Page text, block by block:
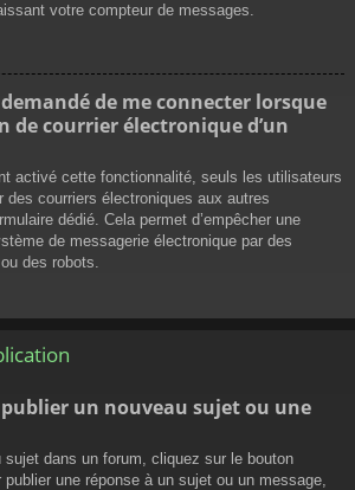
votre compteur de messages.
de me connecter lorsque
de courrier électronique d’un
activé cette fonctionnalité, seuls les utilisateurs
des courriers électroniques aux autres
dédié. Cela permet d’empêcher une
de messagerie électronique par des
des robots.
un nouveau sujet ou une
sujet dans un forum, cliquez sur le bouton
une réponse à un sujet ou un message,